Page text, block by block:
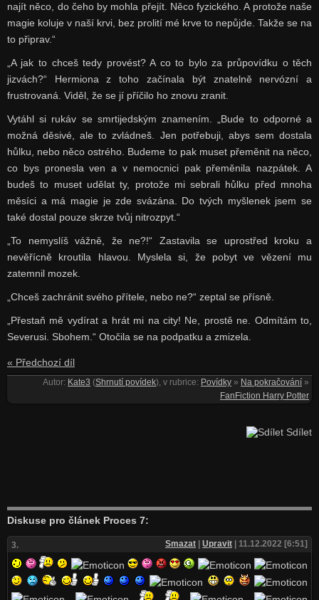
najít něco, do čeho by mohla přejít. Něco fyzického. A protože naše
magie koluje v naší krvi, bez prolití mé krve to nepůjde. Takže se na
to připrav.“
„A jak to chceš tedy provést? A co to bylo za průpovídku o těch
jizvách?“ Hermiona z toho začínala být znatelně nervózní a
frustrovaná. Viděl, že se jí příčilo ho znovu zranit.
Vytáhl si rukáv se smrtijedským znamením. „Bude to odporné a
možná děsivé, ale to zvládneš. Jen potřebuji, abys sem dostala
hůlku, nebo něco ostrého. Budeme to pak muset přeměnit na něco,
co bys pronesla ven a v nemocnici pak přeměnila nazpátek. A
budeš to muset udělat ty, protože mi sebrali hůlku před mnoha
měsíci a má magie je zde svázána. Do tvých myšlenek jsem se
také dostal pouze skrze tvůj nitrozpyt.“
„To nemyslíš vážně, že ne?!“ Zastavila se uprostřed kroku a
nevěřícně kroutila hlavou. Myslela si, že pobyt ve vězení mu
zatemnil mozek.
„Chceš zachránit svého přítele, nebo ne?“ zeptal se přísně.
„Přestaň mě vydírat a hrát mi na city! Ne, prostě ne. Odmítám to,
Severusi. Sbohem.“ Otočila se na podpatku a zmizela.
« Předchozí díl
Autor: Kate3 (Shrnutí povídek), v rubrice: Povídky » Na pokračování »
FanFiction Harry Potter
Sdílet
Diskuse pro článek Proces 7:
3. Smazat |Upravit | 11.12.2022 [6:51]